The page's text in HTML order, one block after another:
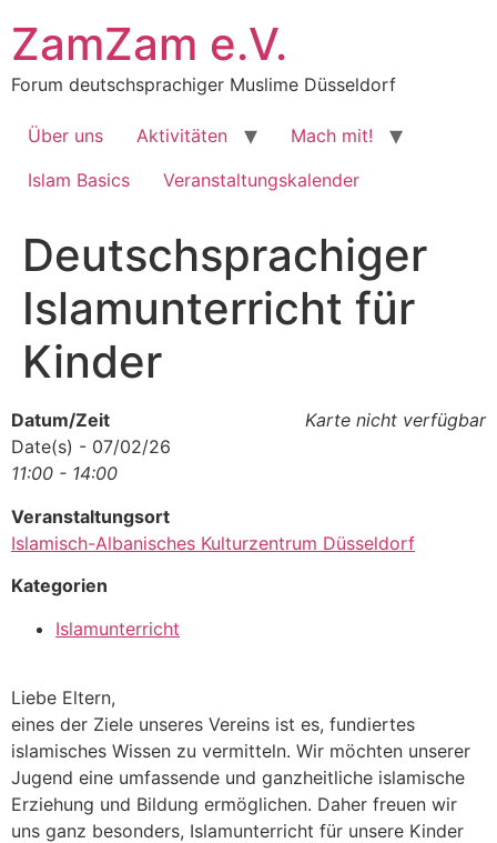
Inhalt
springen
ZamZam e.V.
Forum deutschsprachiger Muslime Düsseldorf
Über uns Aktivitäten
Mach mit!
Islam Basics
Veranstaltungskalender
Deutschsprachiger
Islamunterricht für
Kinder
Karte nicht verfügbar
Datum/Zeit
Date(s) - 07/02/26
11:00 - 14:00
Veranstaltungsort
Islamisch-Albanisches Kulturzentrum Düsseldorf
Kategorien
Islamunterricht
Liebe Eltern,
eines der Ziele unseres Vereins ist es, fundiertes
islamisches Wissen zu vermitteln. Wir möchten unserer
Jugend eine umfassende und ganzheitliche islamische
Erziehung und Bildung ermöglichen. Daher freuen wir
uns ganz besonders, Islamunterricht für unsere Kinder